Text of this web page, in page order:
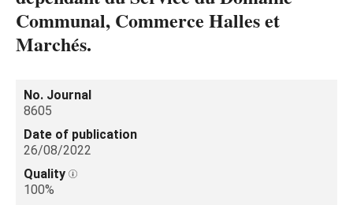
Communal, Commerce Halles et
Marchés.
No. Journal
8605
Date of publication
26/08/2022
Quality
100%